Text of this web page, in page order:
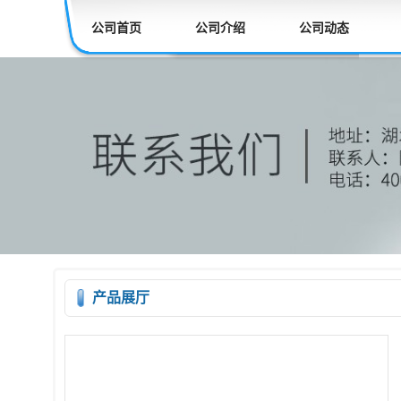
公司首页 公司介绍 公司动态
产品展厅